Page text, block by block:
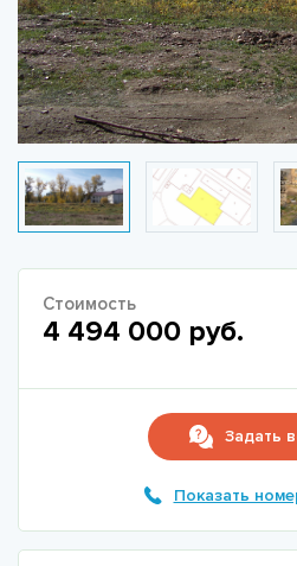
Стоимость
4 494 000 руб.
Задать
Показать